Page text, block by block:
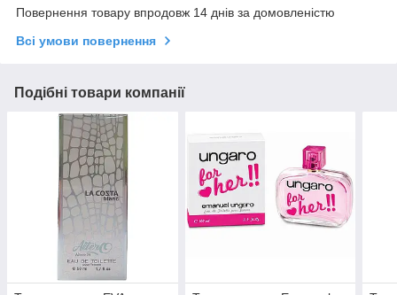
Повернення товару впродовж 14 днів за домовленістю
Всі умови повернення
Подібні товари компанії